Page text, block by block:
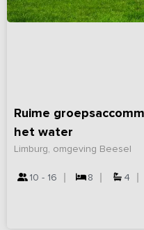
Ruime
het water
Limburg, omgeving Beesel
10 - 16 8 4